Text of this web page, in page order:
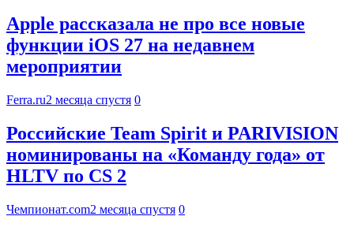
Apple рассказала не про все новые
функции iOS 27 на недавнем
мероприятии
Ferra.ru2 месяца спустя 0
Российские Team Spirit и PARIVISION
номинированы на «Команду года» от
HLTV по CS 2
Чемпионат.com2 месяца спустя 0